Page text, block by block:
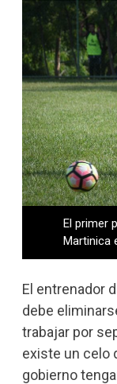
El primer
Martinica
El entrenador
debe
trabajar por
existe un celo
gobierno